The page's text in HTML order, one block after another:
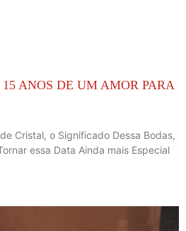
ANOS DE UM AMOR PARA
Cristal, o Significado Dessa Bodas,
essa Data Ainda mais Especial